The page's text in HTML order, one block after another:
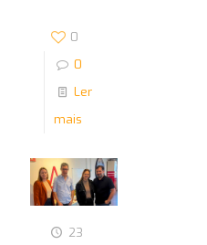
0
0
Ler
mais
23